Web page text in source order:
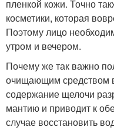
пленкой кожи. Точно
косметики, которая
Поэтому лицо
утром и вечером.
Почему же так важно
очищающим средством
содержание щелочи
мантию и приводит к
случае восстановить